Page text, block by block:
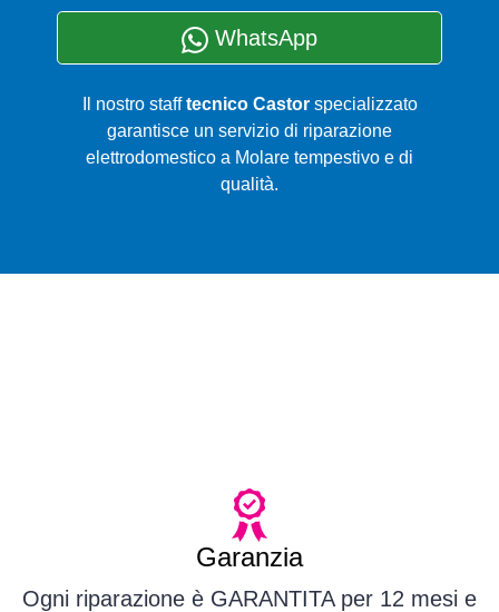
WhatsApp
Il nostro stafftecnico Castorspecializzato
garantisce un servizio di riparazione
elettrodomestico a Molare tempestivo e di
qualità.
Garanzia
Ogni riparazione è GARANTITA per 12 mesi e